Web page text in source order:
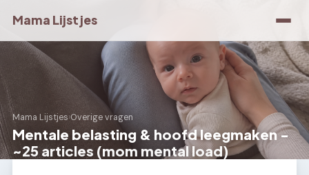
Mama Lijstjes
Mama Lijstjes›Overige vragen
Mentale belasting & hoofd leegmaken -
~25 articles (mom mental load)